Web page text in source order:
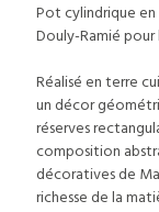
Pot cylindrique en
Douly-Ramié
Réalisé en terre
un décor
réserves
composition
décoratives de
richesse de la